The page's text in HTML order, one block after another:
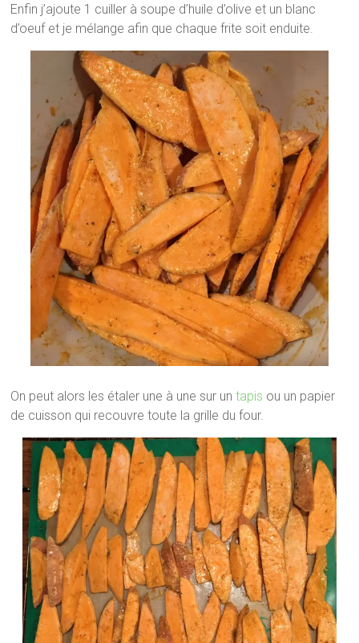
Enfin j’ajoute 1 cuiller à soupe d’huile d’olive et un blanc
d’oeuf et je mélange afin que chaque frite soit enduite.
On peut alors les étaler une à une sur untapis ou un papier
de cuisson qui recouvre toute la grille du four.